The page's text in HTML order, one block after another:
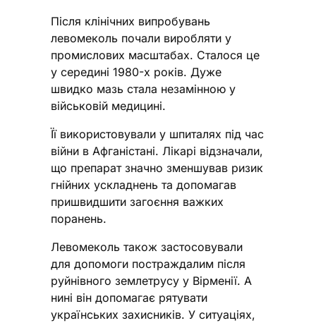
Після клінічних випробувань
левомеколь почали виробляти у
промислових масштабах. Сталося це
у середині 1980-х років. Дуже
швидко мазь стала незамінною у
військовій медицині.
Її використовували у шпиталях під час
війни в Афганістані. Лікарі відзначали,
що препарат значно зменшував ризик
гнійних ускладнень та допомагав
пришвидшити загоєння важких
поранень.
Левомеколь також застосовували
для допомоги постраждалим після
руйнівного землетрусу у Вірменії. А
нині він допомагає рятувати
українських захисників. У ситуаціях,